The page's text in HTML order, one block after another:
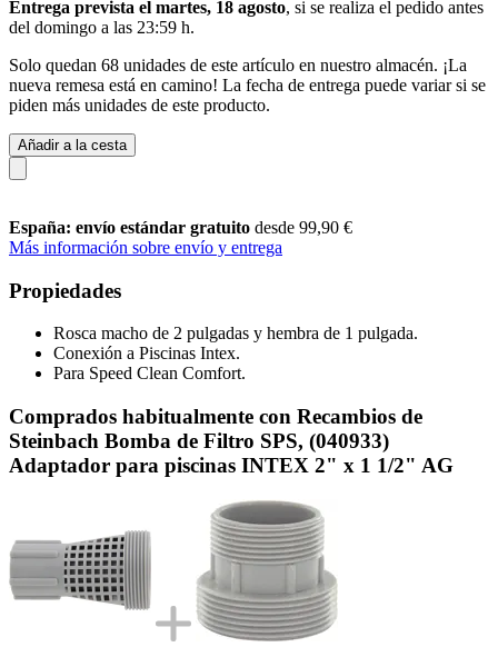
Entrega prevista el martes, 18 agosto, si se realiza el pedido antes
del domingo a las 23:59 h.
Solo quedan 68 unidades de este artículo en nuestro almacén. ¡La
nueva remesa está en camino! La fecha de entrega puede variar si se
piden más unidades de este producto.
Añadir a la cesta
España: envío estándar gratuito desde 99,90 €
Más información sobre envío y entrega
Propiedades
Rosca macho de 2 pulgadas y hembra de 1 pulgada.
Conexión a Piscinas Intex.
Para Speed Clean Comfort.
Comprados habitualmente con Recambios de
Steinbach Bomba de Filtro SPS, (040933)
Adaptador para piscinas INTEX 2" x 1 1/2" AG